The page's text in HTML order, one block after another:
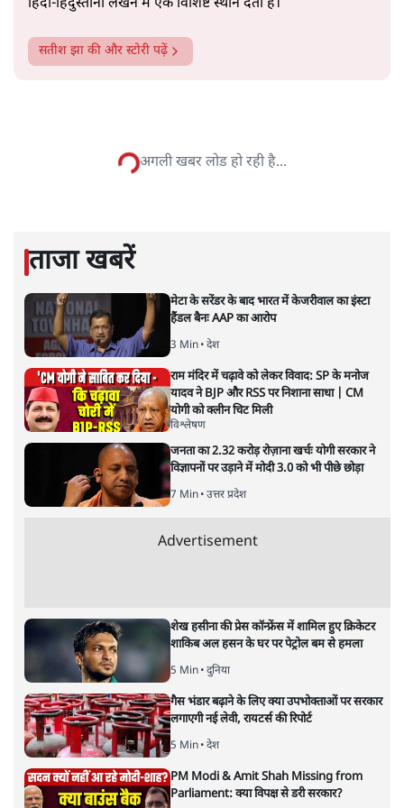
सत्य हिन्दी ऐपडाउनलोडकरें
विश्लेषणात्मक और मानवीय स्वरों में से एक हैं। शिक्षा, समाज,
नतीजों पर परदे डालता घोषणा प्रधान
बजट!
यह बजट नीतिगत नतीजों से ज़्यादा घोषणाओं पर टिका क्यों दिखता
है? आंकड़ों, ज़मीनी हकीकत और वादों के बीच घोषणा-प्रधान बजट
की आलोचनात्मक पड़ताल।